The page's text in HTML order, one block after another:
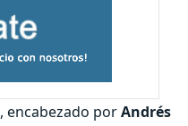
, encabezado porAndrés